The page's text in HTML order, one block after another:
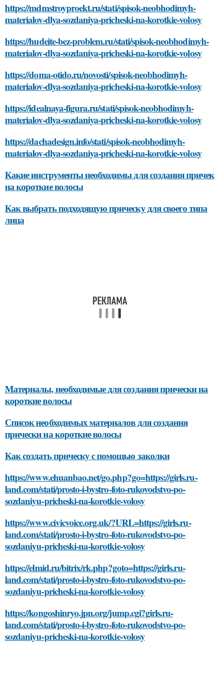
https://mdmstroyproekt.ru/stati/spisok-neobhodimyh-
materialov-dlya-sozdaniya-pricheski-na-korotkie-volosy
https://hudeite-bez-problem.ru/stati/spisok-neobhodimyh-
materialov-dlya-sozdaniya-pricheski-na-korotkie-volosy
https://doma-otido.ru/novosti/spisok-neobhodimyh-
materialov-dlya-sozdaniya-pricheski-na-korotkie-volosy
https://idealnaya-figura.ru/stati/spisok-neobhodimyh-
materialov-dlya-sozdaniya-pricheski-na-korotkie-volosy
https://dachadesign.info/stati/spisok-neobhodimyh-
materialov-dlya-sozdaniya-pricheski-na-korotkie-volosy
Какие инструменты необходимы для создания причек
на короткие волосы
Как выбрать подходящую прическу для своего типа
лица
Материалы, необходимые для создания прически на
короткие волосы
Список необходимых материалов для создания
прически на короткие волосы
Как создать прическу с помощью заколки
https://www.ehuanbao.net/go.php?go=https://girls.ru-
land.com/stati/prosto-i-bystro-foto-rukovodstvo-po-
sozdaniyu-pricheski-na-korotkie-volosy
https://www.civicvoice.org.uk/?URL=https://girls.ru-
land.com/stati/prosto-i-bystro-foto-rukovodstvo-po-
sozdaniyu-pricheski-na-korotkie-volosy
https://elmid.ru/bitrix/rk.php?goto=https://girls.ru-
land.com/stati/prosto-i-bystro-foto-rukovodstvo-po-
sozdaniyu-pricheski-na-korotkie-volosy
https://kongoshinryo.jpn.org/jump.cgi?girls.ru-
land.com/stati/prosto-i-bystro-foto-rukovodstvo-po-
sozdaniyu-pricheski-na-korotkie-volosy